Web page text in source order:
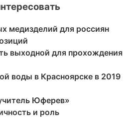
медизделий для россиян
выходной для прохождения
воды в Красноярске в 2019
Юферев»
и роль